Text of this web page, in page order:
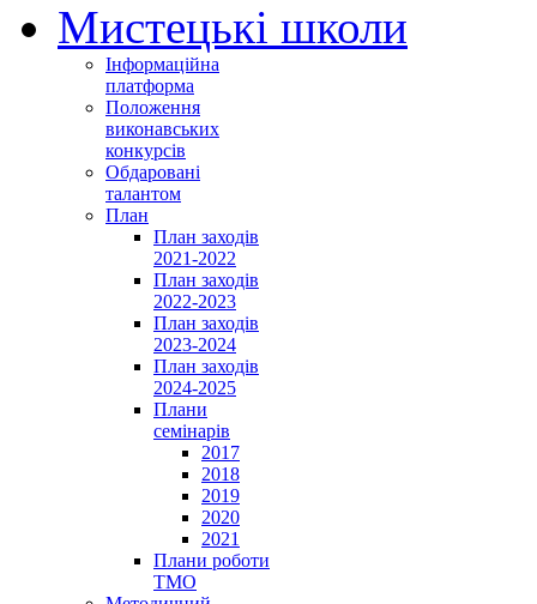
Мистецькі школи
Інформаційна
платформа
Положення
виконавських
конкурсів
Обдаровані
талантом
План
План заходів
2021-2022
План заходів
2022-2023
План заходів
2023-2024
План заходів
2024-2025
Плани
семінарів
2017
2018
2019
2020
2021
Плани роботи
ТМО